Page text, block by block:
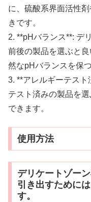
に、硫酸系界面活性
きです。
2. **pHバランス**: デ
前後の製品を選ぶと
然なpHバランスを保
3. **アレルギーテス
テスト済みの製品を
できます。
使用方法
デリケートゾー
引き出すために
す。